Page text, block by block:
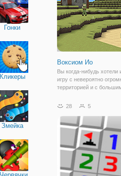
Гонки
Кликеры
Змейка
Воксиом Ио
Вы когда-нибудь хотели
игру с невероятно
территорией и с
вокруг? Ну, тогда
поле боя и
28 5